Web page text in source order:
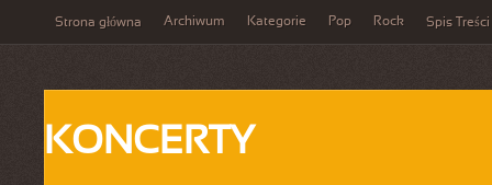
Strona główna Archiwum Kategorie Pop Rock Spis Treści
KONCERTY